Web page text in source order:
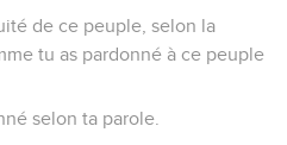
de ce peuple, selon la
tu as pardonné à ce peuple
selon ta parole.